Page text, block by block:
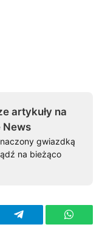
artykuły na
News
gwiazdką
na bieżąco
Telegram